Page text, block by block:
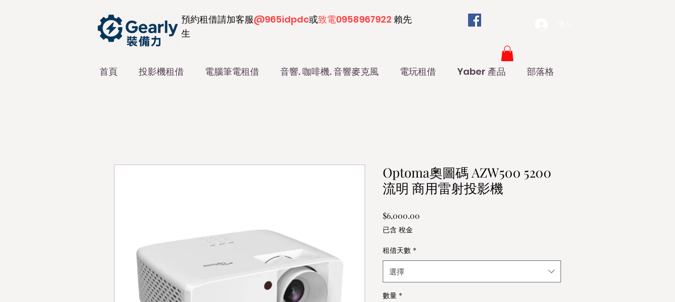
預約租借請加客服@965idpdc​或致電0958967922 賴先
生
首頁 投影機租借 電腦筆電租借 音響. 咖啡機. 音響麥克風 電玩租借 Yaber 產品 部落格
Optoma奧圖碼 AZW500 5200
流明 商用雷射投影機
$6,000.00
已含 稅金
租借天數 *
選擇
數量 *